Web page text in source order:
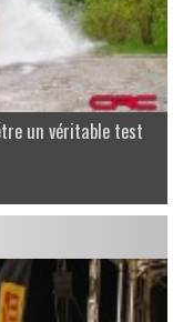
un véritable test